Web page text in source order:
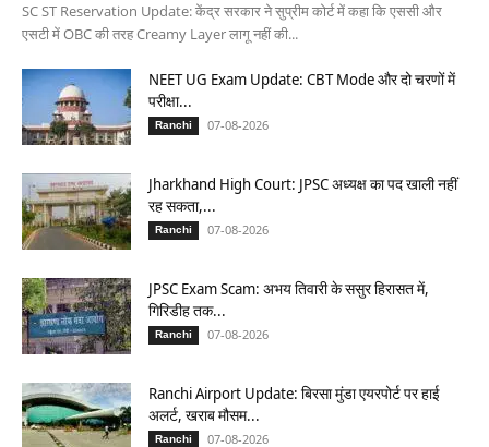
SC ST Reservation Update: केंद्र सरकार ने सुप्रीम कोर्ट में कहा कि एससी और
एसटी में OBC की तरह Creamy Layer लागू नहीं की...
NEET UG Exam Update: CBT Mode और दो चरणों में
परीक्षा...
Ranchi 07-08-2026
Jharkhand High Court: JPSC अध्यक्ष का पद खाली नहीं
रह सकता,...
Ranchi 07-08-2026
JPSC Exam Scam: अभय तिवारी के ससुर हिरासत में,
गिरिडीह तक...
Ranchi 07-08-2026
Ranchi Airport Update: बिरसा मुंडा एयरपोर्ट पर हाई
अलर्ट, खराब मौसम...
Ranchi 07-08-2026